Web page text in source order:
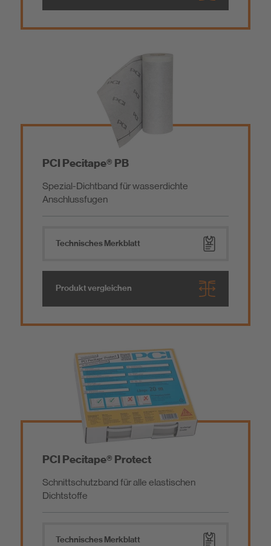
PCI Pecitape® PB
Spezial-Dichtband für wasserdichte
Anschlussfugen
Technisches Merkblatt
Produkt vergleichen
PCI Pecitape® Protect
Schnittschutzband für alle elastischen
Dichtstoffe
Technisches Merkblatt